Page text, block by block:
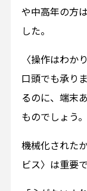
や中高年の方
した。
〈操作はわか
口頭でも承り
るのに、端末
ものでしょう。
機械化された
ビス〉は重要